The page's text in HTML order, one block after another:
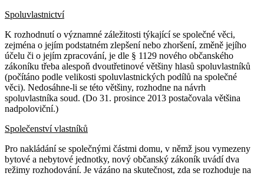
Spoluvlastnictví
K rozhodnutí o významné záležitosti týkající se společné věci,
zejména o jejím podstatném zlepšení nebo zhoršení, změně jejího
účelu či o jejím zpracování, je dle § 1129 nového občanského
zákoníku třeba alespoň dvoutřetinové většiny hlasů spoluvlastníků
(počítáno podle velikosti spoluvlastnických podílů na společné
věci). Nedosáhne-li se této většiny, rozhodne na návrh
spoluvlastníka soud. (Do 31. prosince 2013 postačovala většina
nadpoloviční.)
Společenství vlastníků
Pro nakládání se společnými částmi domu, v němž jsou vymezeny
bytové a nebytové jednotky, nový občanský zákoník uvádí dva
režimy rozhodování. Je vázáno na skutečnost, zda se rozhoduje na